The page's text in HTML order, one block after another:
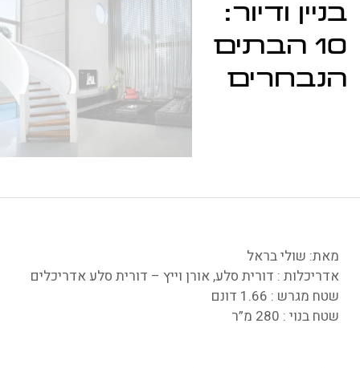
בניין ודיור:
10 הבתים
הנבחרים
מאת: שולי בראל
אדריכלות : דורית סלע, אורן וייץ – דורית סלע אדריכלים
שטח מגרש : 1.66 דונם
שטח בנוי : 280 מ”ר